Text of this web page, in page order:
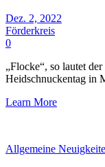
Dez. 2, 2022
Förderkreis
0
„Flocke“, so lautet
Heidschnuckentag in
Learn More
Allgemeine